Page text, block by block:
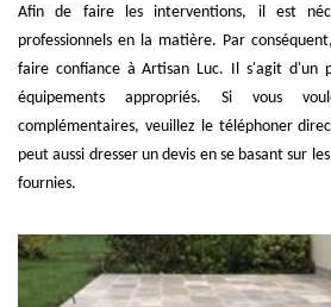
Afin de faire les interventions, il est
professionnels en la matière. Par
faire confiance à Artisan Luc. Il s'agit d'un
équipements appropriés. Si vous
complémentaires, veuillez le téléphoner
peut aussi dresser un devis en se basant sur
fournies.